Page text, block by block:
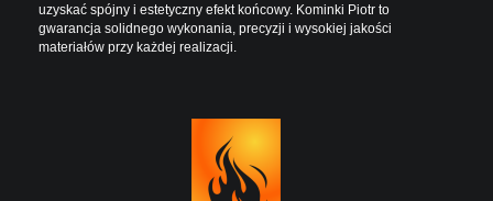
uzyskać spójny i estetyczny efekt końcowy. Kominki Piotr to
gwarancja solidnego wykonania, precyzji i wysokiej jakości
materiałów przy każdej realizacji.